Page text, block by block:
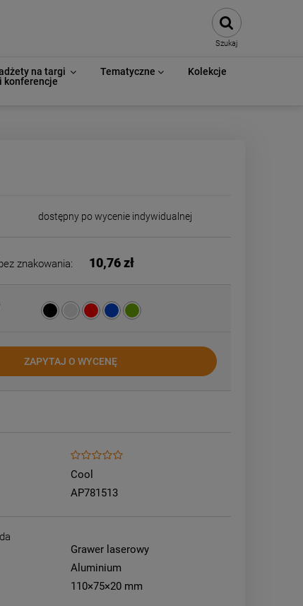
Szukaj
na targi
i konferencje
Tematyczne Kolekcje
dostępny po wycenie indywidualnej
znakowania: 10,76 zł
ZAPYTAJ O WYCENĘ
Cool
AP781513
Grawer laserowy
Aluminium
110×75×20 mm